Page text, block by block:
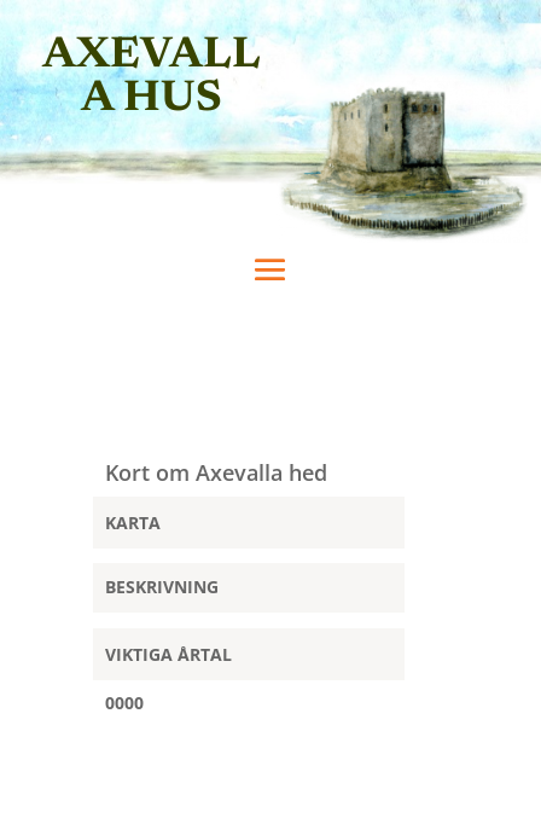
AXEVALL
A HUS
Kort om Axevalla hed
KARTA
BESKRIVNING
VIKTIGA ÅRTAL
0000